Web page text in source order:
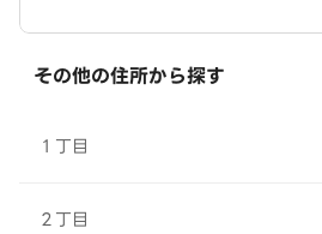
その他の住所から探す
１丁目
２丁目